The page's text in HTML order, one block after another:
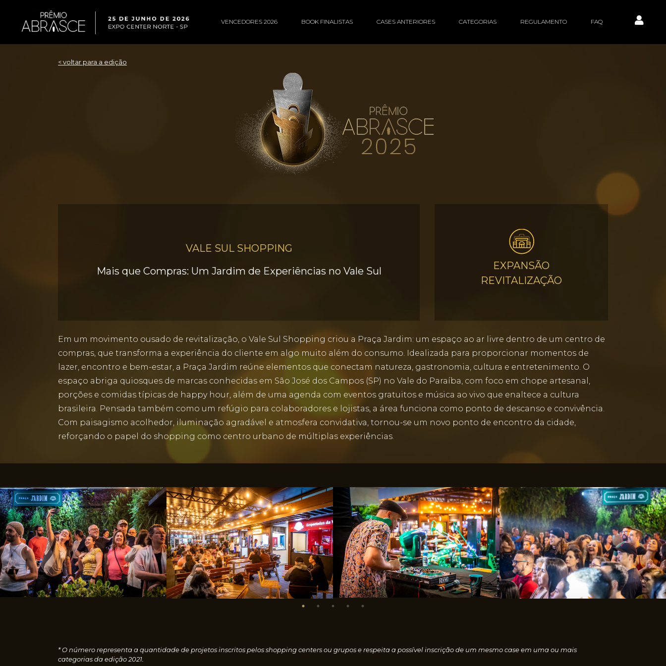
VENCEDORES 2026 BOOK FINALISTAS CASES ANTERIORES CATEGORIAS REGULAMENTO FAQ
< voltar para a edição
VALE SUL SHOPPING
Mais que Compras: Um Jardim de Experiências no Vale Sul
EXPANSÃO
REVITALIZAÇÃO
Em um movimento ousado de revitalização, o Vale Sul Shopping criou a Praça Jardim: um espaço ao ar livre dentro de um centro de
compras, que transforma a experiência do cliente em algo muito além do consumo. Idealizada para proporcionar momentos de
lazer, encontro e bem-estar, a Praça Jardim reúne elementos que conectam natureza, gastronomia, cultura e entretenimento. O
espaço abriga quiosques de marcas conhecidas em São José dos Campos (SP) no Vale do Paraíba, com foco em chope artesanal,
porções e comidas típicas de happy hour, além de uma agenda com eventos gratuitos e música ao vivo que enaltece a cultura
brasileira. Pensada também como um refúgio para colaboradores e lojistas, a área funciona como ponto de descanso e convivência.
Com paisagismo acolhedor, iluminação agradável e atmosfera convidativa, tornou-se um novo ponto de encontro da cidade,
reforçando o papel do shopping como centro urbano de múltiplas experiências.
* O número representa a quantidade de projetos inscritos pelos shopping centers ou grupos e respeita a possível inscrição de um mesmo case em uma ou mais
categorias da edição 2021.